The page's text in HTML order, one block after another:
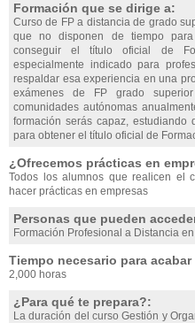
Formación que se dirige a:
Curso de FP a distancia de grado
que no disponen de tiempo
conseguir el título oficial de
especialmente indicado para
respaldar esa experiencia en una
exámenes de FP grado
comunidades autónomas
formación serás capaz, estudiando
para obtener el título oficial de
¿Ofrecemos prácticas en
Todos los alumnos que realicen el
hacer prácticas en empresas
Personas que pueden
Formación Profesional a Distancia
Tiempo necesario para
2,000 horas
¿Para qué te prepara?:
La duración del curso Gestión y